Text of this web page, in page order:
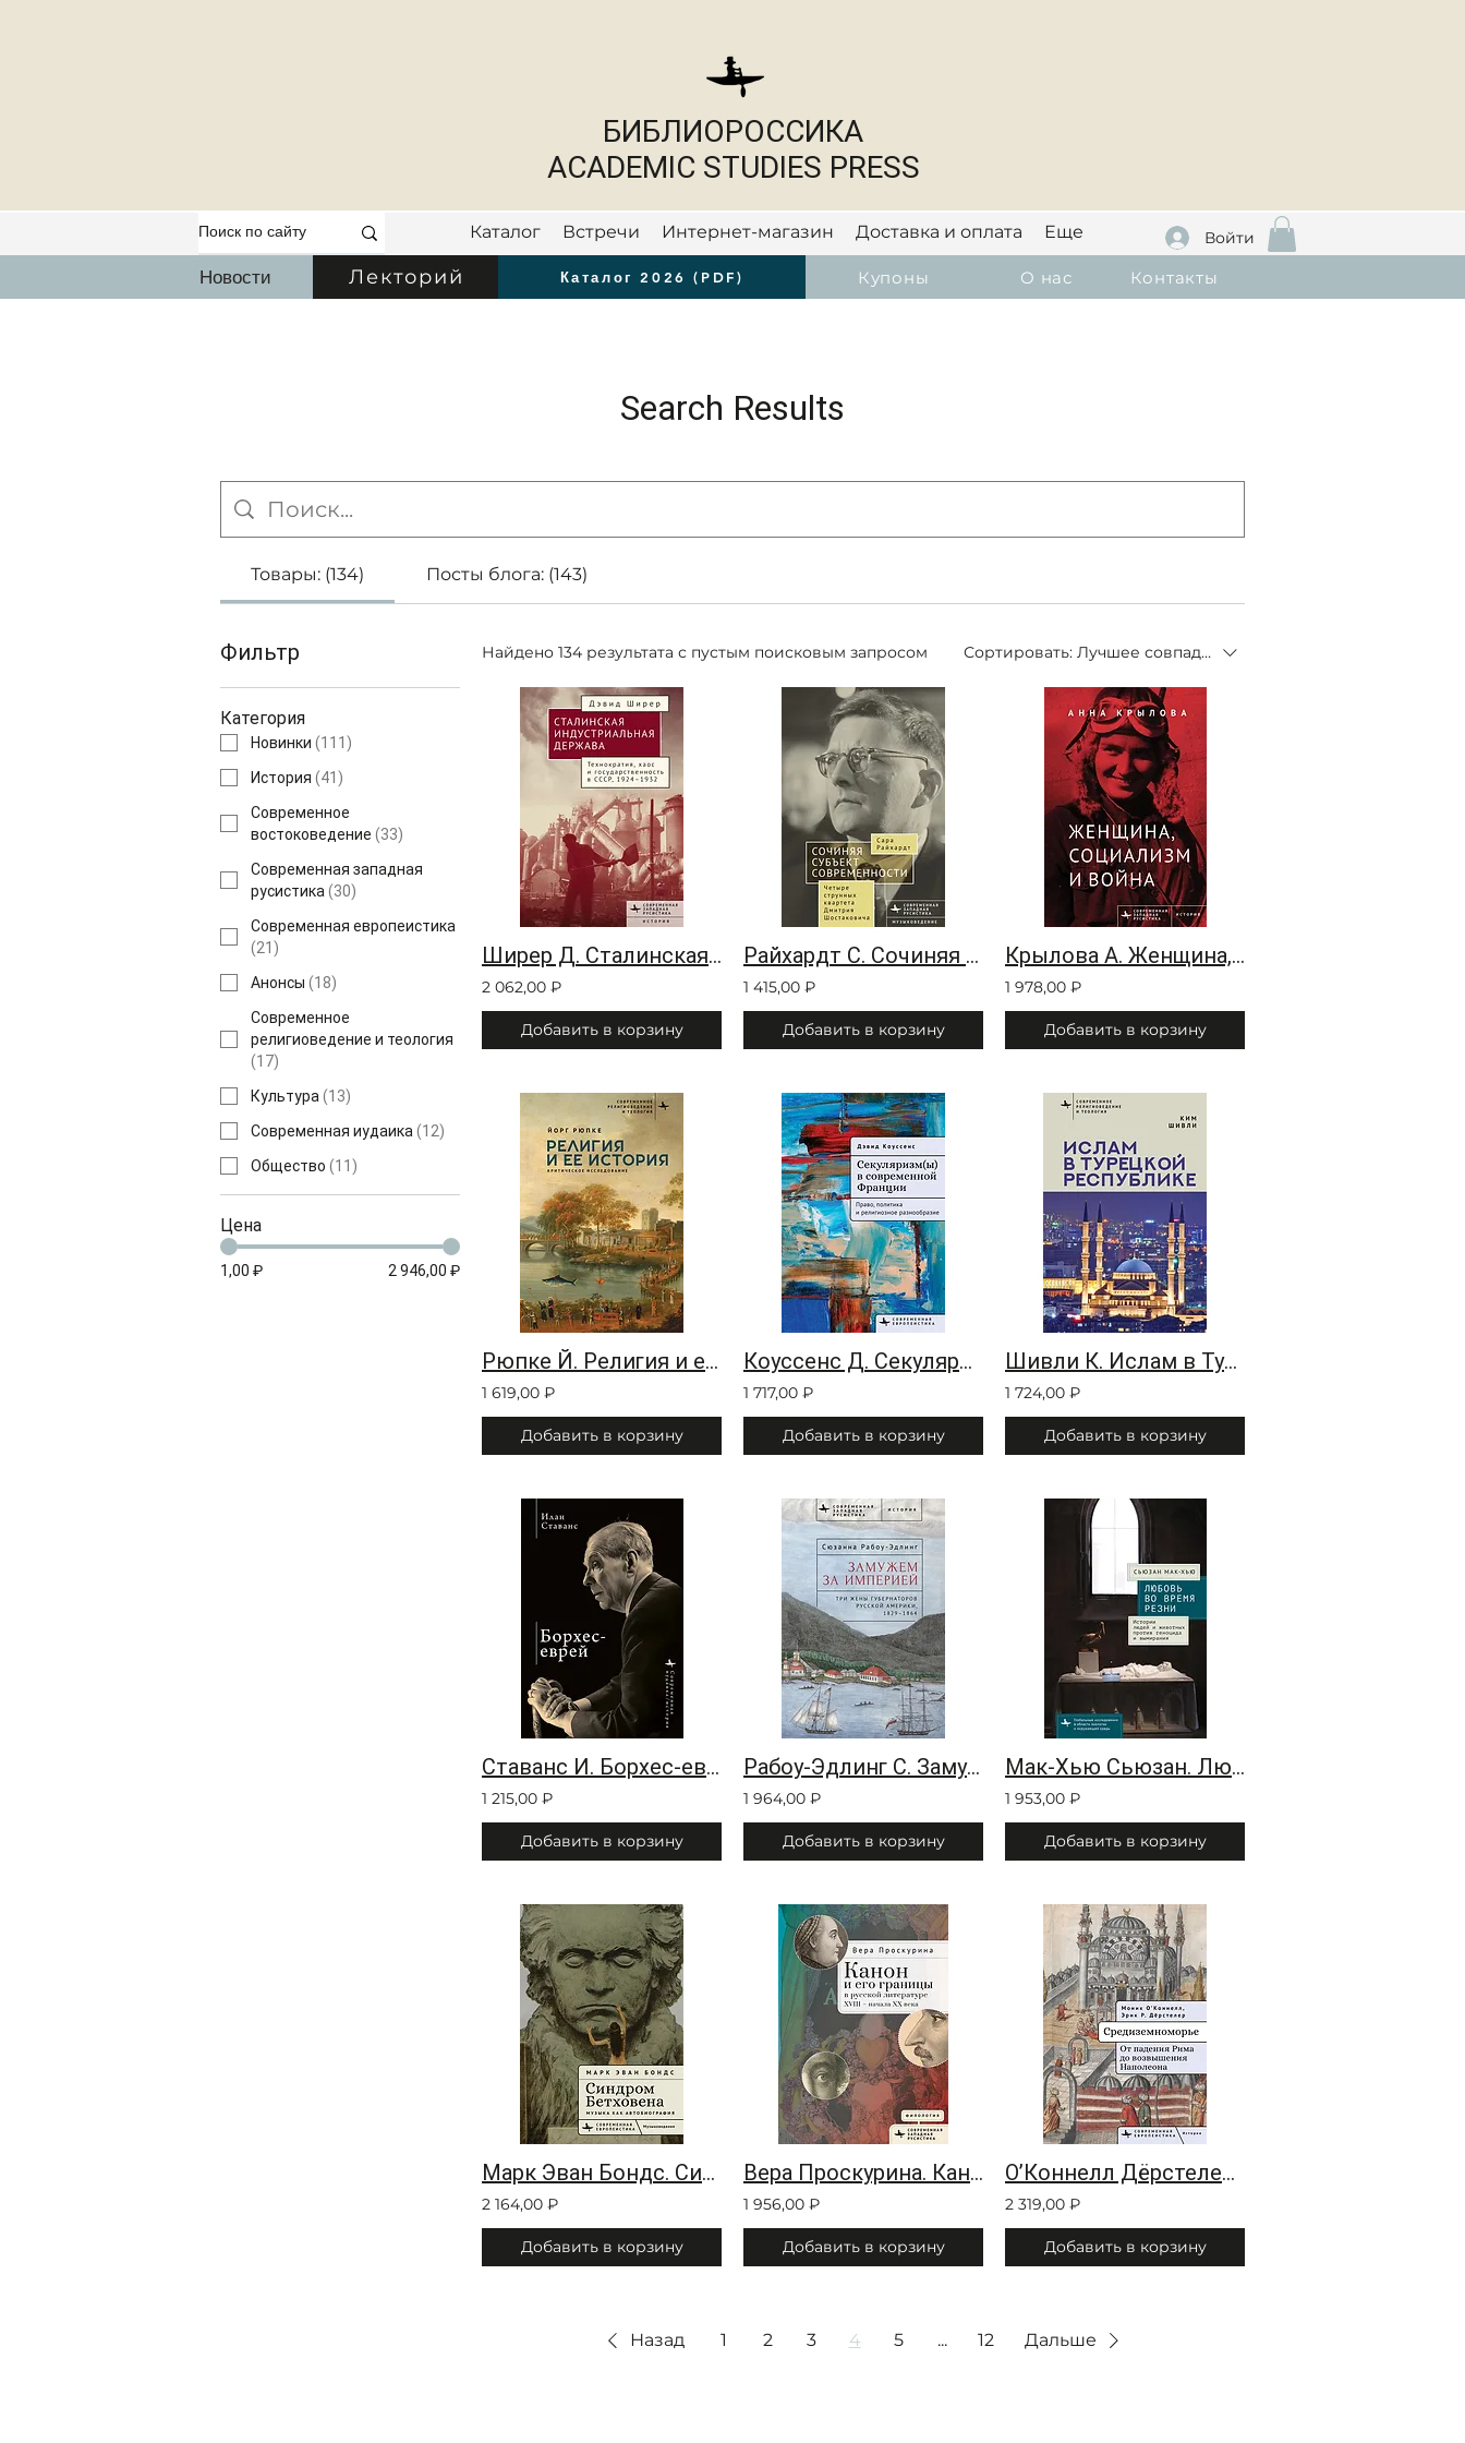
БИБЛИОРОССИКА
ACADEMIC STUDIES PRESS
Каталог Встречи Интернет-магазин Доставка и оплата Еще
Новости Лекторий Новости Купоны О нас Контакты
Войти
Каталог 2026 (PDF)
Search Results
Товары: (134) Посты блога: (143)
Фильтр
Категория
Новинки (111 )
История (41 )
Современное
востоковедение (33)
Современная западная
русистика(30)
Современная европеистика
(21 )
Анонсы (18)
Современное
религиоведение и теология
(17)
Культура(13)
Современная иудаика(12)
Общество (11 )
Цена
1,00 ₽ 2 946,00 ₽
Найдено 134 результата с пустым поисковым запросом Сортировать: Лучшее совпадение
Ширер Д. Сталинская индустриальная держава
2 062,00 ₽
Добавить в корзину
Райхардт С. Сочиняя субъект современности
1 415,00 ₽
Добавить в корзину
Крылова А. Женщина, социализм и война
1 978,00 ₽
Добавить в корзину
Рюпке Й. Религия и ее история
1 619,00 ₽
Добавить в корзину
Коуссенс Д. Секуляризм(ы) в современной Франции
1 717,00 ₽
Добавить в корзину
Шивли К. Ислам в Турецкой Республике
1 724,00 ₽
Добавить в корзину
Ставанс И. Борхес-еврей
1 215,00 ₽
Добавить в корзину
Рабоу-Эдлинг С. Замужем за империей
1 964,00 ₽
Добавить в корзину
Мак-Хью Сьюзан. Любовь во время резни. Истории людей и животных против геноцида
1 953,00 ₽
Добавить в корзину
Марк Эван Бондс. Синдром Бетховена Музыка как автобиография
2 164,00 ₽
Добавить в корзину
Вера Проскурина. Канон и его границы в русской литературе XVIII — начала XX века
1 956,00 ₽
Добавить в корзину
О’Коннелл Дёрстелер. Средиземноморье От падения Рима до возвышения Наполеона
2 319,00 ₽
Добавить в корзину
Назад 1 2 3 4 5 ... 12 Дальше